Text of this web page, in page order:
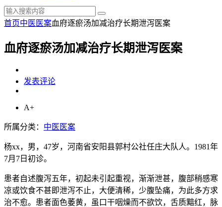
首页中医医案血府逐瘀汤加减治疗长期泄泻医案
血府逐瘀汤加减治疗长期泄泻医案
发表评论
A+
所属分类： 中医医案
杨xx，男，47岁，河南省安阳县郭村公社任庄大队人。1981年
7月7日初诊。
患者自述腹泻五年，初起未引起重视，渐渐泄甚，腹部稍感寒
凉或饮食不甚即泄泻不止，大便清稀，少腹坠痛，为此多方求
治不愈。患者面色萎黄，虽口干咽燥而不欲饮，舌质黯红，脉